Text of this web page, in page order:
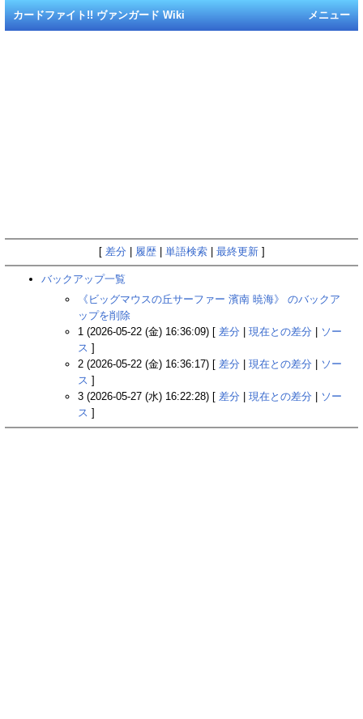
メニュー
カードファイト!! ヴァンガード Wiki
[ 差分 履歴| 単語検索| 最終更新]
バックアップ一覧
《ビッグマウスの丘サーファー 濱南 暁海》 のバックア
ップを削除
1 (2026-05-22 (金) 16:36:09) [ 差分 現在との差分
ソー
ス ]
2 (2026-05-22 (金) 16:36:17) [ 差分 現在との差分
ソー
ス ]
3 (2026-05-27 (水) 16:22:28) [ 差分 現在との差分
ソー
ス ]